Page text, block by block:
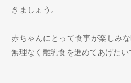
きましょう。
赤ちゃんにとって食事が楽しみ
無理なく離乳食を進めてあげたい